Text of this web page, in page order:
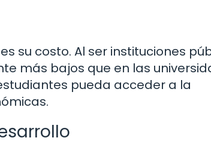
su costo. Al ser instituciones
más bajos que en las
pueda acceder a la